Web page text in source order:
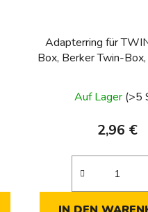
Adapterring für
Box, Berker Twin-
Auf Lager (>5
2,96 €